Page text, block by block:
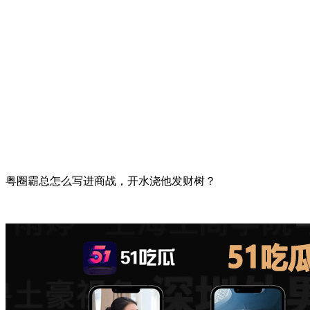
粤圈霸总怎么写进商战，开水浇他发财树？